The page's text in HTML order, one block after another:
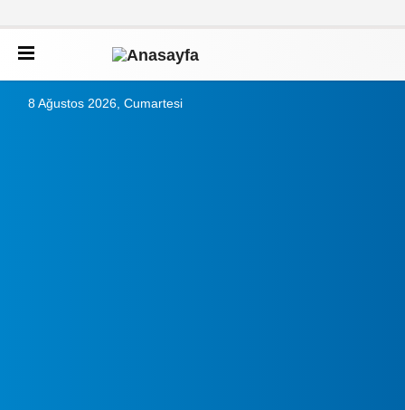
8 Ağustos 2026, Cumartesi